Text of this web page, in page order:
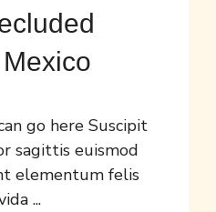
go here Suscipit
sagittis euismod
elementum felis
...